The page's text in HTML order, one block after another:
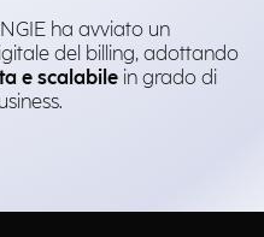
ha avviato un
del billing, adottando
e scalabile in grado di